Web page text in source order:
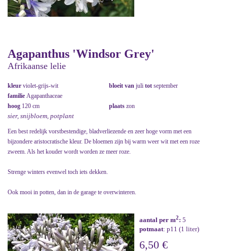
Agapanthus 'Windsor Grey'
Afrikaanse lelie
kleur violet-grijs-wit bloeit van juli tot september
familie Agapanthaceae
hoog 120 cm plaats zon
sier, snijbloem, potplant
Een best redelijk vorstbestendige, bladverliezende en zeer hoge vorm met een
bijzondere aristocratische kleur. De bloemen zijn bij warm weer wit met een roze
zweem. Als het kouder wordt worden ze meer roze.
Strenge winters evenwel toch iets dekken.
Ook mooi in potten, dan in de garage te overwinteren.
aantal per m2: 5
potmaat: p11 (1 liter)
6,50 €